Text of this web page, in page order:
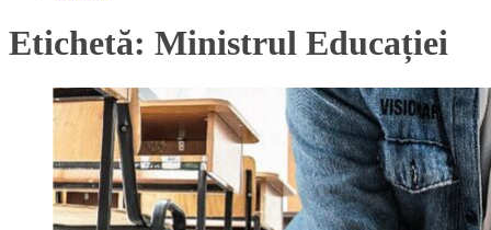
Etichetă: Ministrul Educației